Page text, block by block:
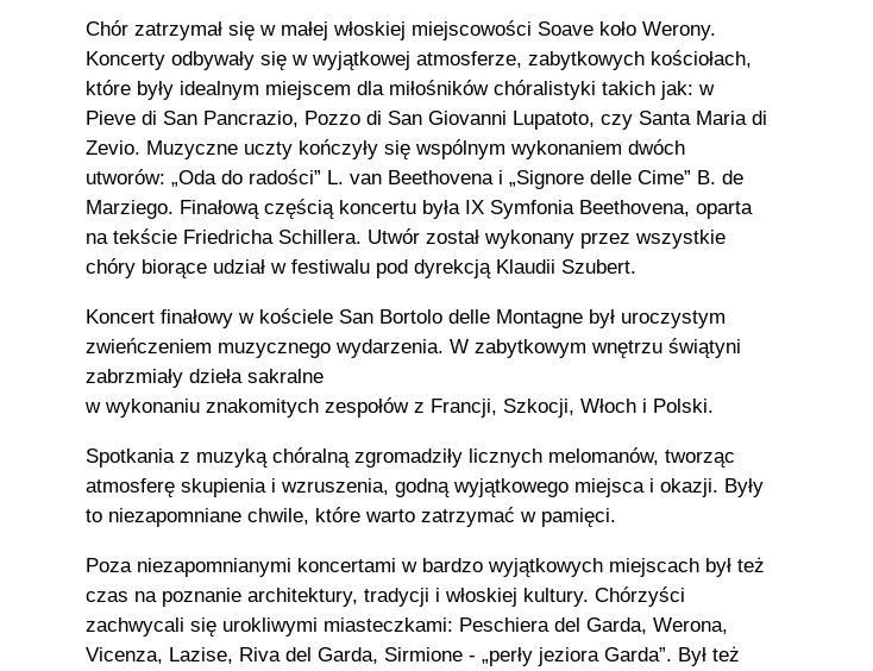
Chór zatrzymał się w małej włoskiej miejscowości Soave koło Werony.
Koncerty odbywały się w wyjątkowej atmosferze, zabytkowych kościołach,
które były idealnym miejscem dla miłośników chóralistyki takich jak: w
Pieve di San Pancrazio, Pozzo di San Giovanni Lupatoto, czy Santa Maria di
Zevio. Muzyczne uczty kończyły się wspólnym wykonaniem dwóch
utworów: „Oda do radości” L. van Beethovena i „Signore delle Cime” B. de
Marziego. Finałową częścią koncertu była IX Symfonia Beethovena, oparta
na tekście Friedricha Schillera. Utwór został wykonany przez wszystkie
chóry biorące udział w festiwalu pod dyrekcją Klaudii Szubert.
Koncert finałowy w kościele San Bortolo delle Montagne był uroczystym
zwieńczeniem muzycznego wydarzenia. W zabytkowym wnętrzu świątyni
zabrzmiały dzieła sakralne
w wykonaniu znakomitych zespołów z Francji, Szkocji, Włoch i Polski.
Spotkania z muzyką chóralną zgromadziły licznych melomanów, tworząc
atmosferę skupienia i wzruszenia, godną wyjątkowego miejsca i okazji. Były
to niezapomniane chwile, które warto zatrzymać w pamięci.
Poza niezapomnianymi koncertami w bardzo wyjątkowych miejscach był też
czas na poznanie architektury, tradycji i włoskiej kultury. Chórzyści
zachwycali się urokliwymi miasteczkami: Peschiera del Garda, Werona,
Vicenza, Lazise, Riva del Garda, Sirmione - „perły jeziora Garda”. Był też